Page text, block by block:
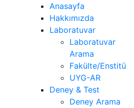
Anasayfa
Hakkımızda
Laboratuvar
Laboratuvar
Arama
Fakülte/Enstitü
UYG-AR
Deney & Test
Deney Arama